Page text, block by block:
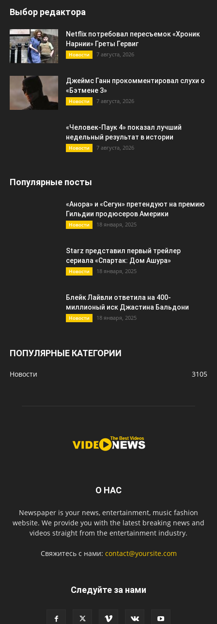
Выбор редактора
Netflix потребовал пересъемок «Хроник
Нарнии» Греты Гервиг
Новости 7 августа, 2026
Джеймс Ганн прокомментировал слухи о
«Бэтмене 3»
Новости 7 августа, 2026
«Человек-Паук 4» показал лучший
недельный результат в истории
Новости 7 августа, 2026
Популярные посты
«Анора» и «Сегун» претендуют на премию
Гильдии продюсеров Америки
Новости 18 января, 2025
Starz представил первый трейлер
сериала «Спартак: Дом Ашура»
Новости 18 января, 2025
Блейк Лайвли ответила на 400-
миллионый иск Джастина Бальдони
Новости 18 января, 2025
ПОПУЛЯРНЫЕ КАТЕГОРИИ
Новости 3105
О НАС
Newspaper is your news, entertainment, music fashion
website. We provide you with the latest breaking news and
videos straight from the entertainment industry.
Свяжитесь с нами: contact@yoursite.com
Следуйте за нами